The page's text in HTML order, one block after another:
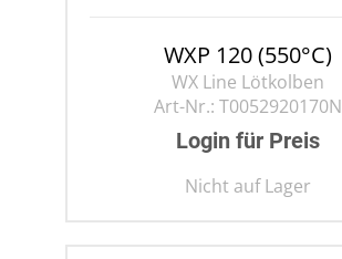
WXP 120 (550°C)
WX Line Lötkolben
Art-Nr.: T0052920170N
Login für Preis
Nicht auf Lager